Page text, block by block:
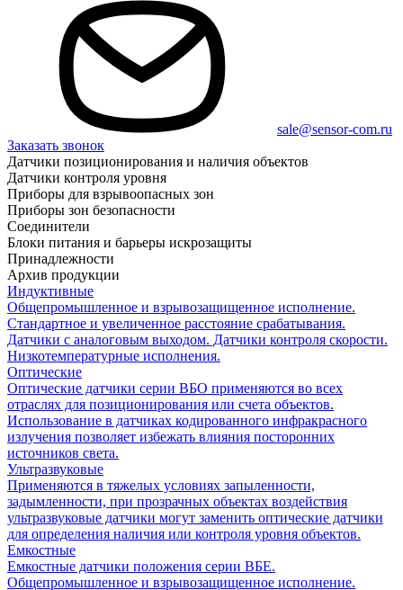
sale@sensor-com.ru
Заказать звонок
Датчики позиционирования и наличия объектов
Датчики контроля уровня
Приборы для взрывоопасных зон
Приборы зон безопасности
Соединители
Блоки питания и барьеры искрозащиты
Принадлежности
Архив продукции
Индуктивные
Общепромышленное и взрывозащищенное исполнение.
Стандартное и увеличенное расстояние срабатывания.
Датчики с аналоговым выходом. Датчики контроля скорости.
Низкотемпературные исполнения.
Оптические
Оптические датчики серии ВБО применяются во всех
отраслях для позиционирования или счета объектов.
Использование в датчиках кодированного инфракрасного
излучения позволяет избежать влияния посторонних
источников света.
Ультразвуковые
Применяются в тяжелых условиях запыленности,
задымленности, при прозрачных объектах воздействия
ультразвуковые датчики могут заменить оптические датчики
для определения наличия или контроля уровня объектов.
Емкостные
Емкостные датчики положения серии ВБЕ.
Общепромышленное и взрывозащищенное исполнение.